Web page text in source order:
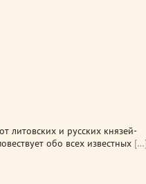
литовских и русских князей-
обо всех известных […]